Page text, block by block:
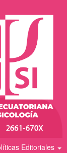
Editoriales